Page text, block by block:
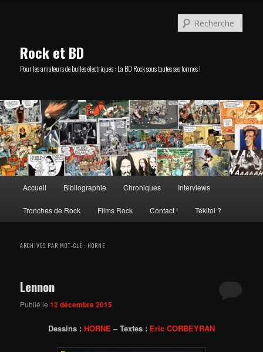
Rock et BD
Pour les amateurs de bulles électriques : La BD Rock sous toutes ses formes !
principal
Accueil Bibliographie Chroniques Interviews
Tronches de Rock Films Rock Contact ! Tékitoi ?
ARCHIVES PAR MOT-CLÉ : HORNE
Lennon
Publié le12 décembre 2015
Dessins : HORNE – Textes : Eric CORBEYRAN